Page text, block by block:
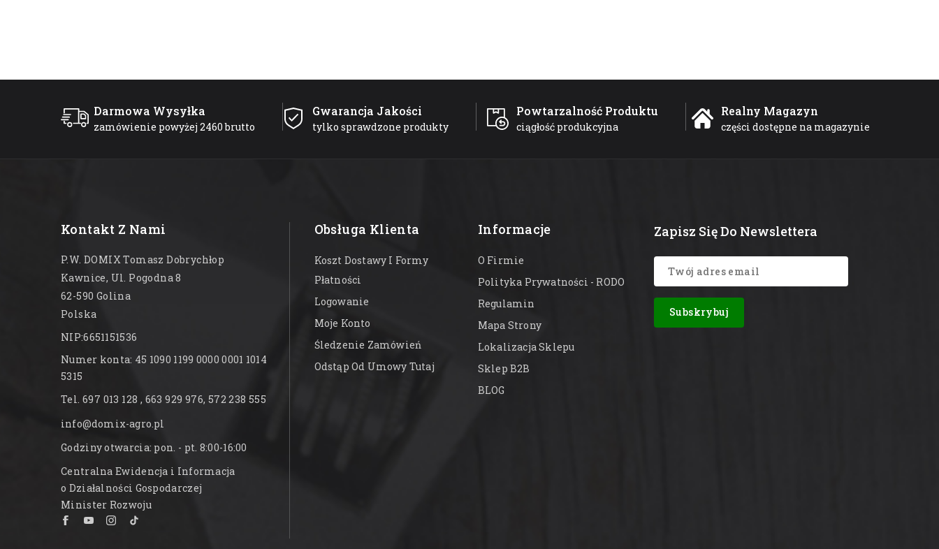
Darmowa Wysyłka
zamówienie powyżej 2460 brutto
Gwarancja Jakości
tylko sprawdzone produkty
Powtarzalność Produktu
ciągłość produkcyjna
Realny Magazyn
części dostępne na magazynie
Kontakt Z Nami
P.W. DOMIX Tomasz Dobrychłop
Kawnice, Ul. Pogodna 8
62-590 Golina
Polska
NIP:6651151536
Numer konta: 45 1090 1199 0000 0001 1014
5315
Tel. 697 013 128 , 663 929 976, 572 238 555
info@domix-agro.pl
Godziny otwarcia: pon. - pt. 8:00-16:00
Centralna Ewidencja i Informacja
o Działalności Gospodarczej
Minister Rozwoju
Obsługa Klienta
Koszt Dostawy I Formy
Płatności
Logowanie
Moje Konto
Śledzenie Zamówień
Odstąp Od Umowy Tutaj
Informacje
O Firmie
Polityka Prywatności - RODO
Regulamin
Mapa Strony
Lokalizacja Sklepu
Sklep B2B
BLOG
Zapisz Się Do Newslettera